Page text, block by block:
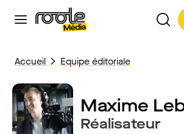
Accueil Equipe éditoriale
Maxime
Réalisateur